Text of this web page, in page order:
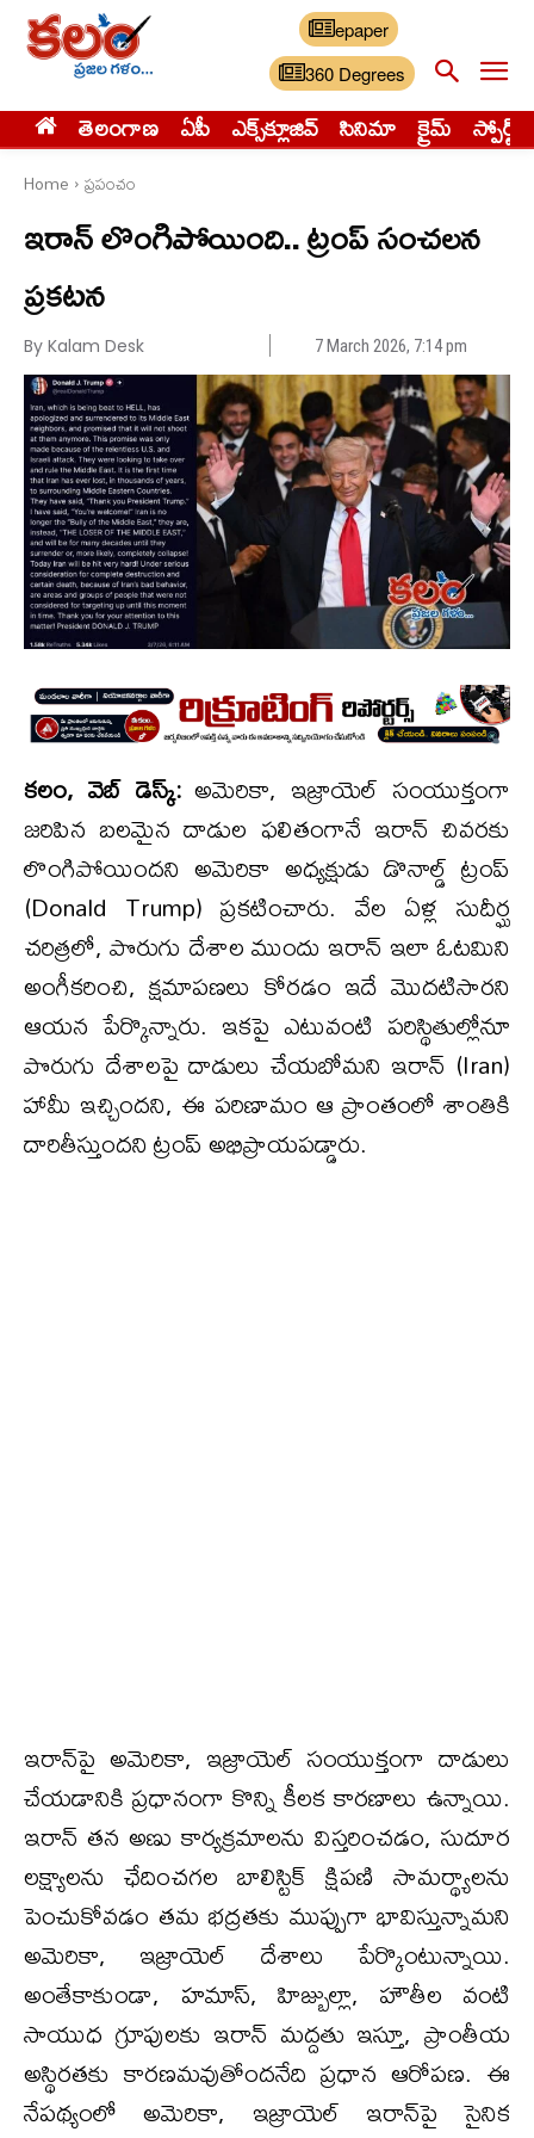
epaper
360 Degrees
తెలంగాణ ఏపీ ఎక్స్‌క్లూజివ్‌ సినిమా క్రైమ్ స్పోర్ట్స్
Home ప్రపంచం
ఇరాన్ లొంగిపోయింది.. ట్రంప్ సంచలన
ప్రకటన
By Kalam Desk 7 March 2026, 7:14 pm
కలం, వెబ్ డెస్క్:అమెరికా, ఇజ్రాయెల్ సంయుక్తంగా
జరిపిన బలమైన దాడుల ఫలితంగానే ఇరాన్ చివరకు
లొంగిపోయిందని అమెరికా అధ్యక్షుడు డొనాల్డ్ ట్రంప్
(Donald Trump) ప్రకటించారు. వేల ఏళ్ల సుదీర్ఘ
చరిత్రలో, పొరుగు దేశాల ముందు ఇరాన్ ఇలా ఓటమిని
అంగీకరించి, క్షమాపణలు కోరడం ఇదే మొదటిసారని
ఆయన పేర్కొన్నారు. ఇకపై ఎటువంటి పరిస్థితుల్లోనూ
పొరుగు దేశాలపై దాడులు చేయబోమని ఇరాన్ (Iran)
హామీ ఇచ్చిందని, ఈ పరిణామం ఆ ప్రాంతంలో శాంతికి
దారితీస్తుందని ట్రంప్ అభిప్రాయపడ్డారు.
ఇరాన్‌పై అమెరికా, ఇజ్రాయెల్ సంయుక్తంగా దాడులు
చేయడానికి ప్రధానంగా కొన్ని కీలక కారణాలు ఉన్నాయి.
ఇరాన్ తన అణు కార్యక్రమాలను విస్తరించడం, సుదూర
లక్ష్యాలను ఛేదించగల బాలిస్టిక్ క్షిపణి సామర్థ్యాలను
పెంచుకోవడం తమ భద్రతకు ముప్పుగా భావిస్తున్నామని
అమెరికా, ఇజ్రాయెల్ దేశాలు పేర్కొంటున్నాయి.
అంతేకాకుండా, హమాస్, హిజ్బుల్లా, హౌతీల వంటి
సాయుధ గ్రూపులకు ఇరాన్ మద్దతు ఇస్తూ, ప్రాంతీయ
అస్థిరతకు కారణమవుతోందనేది ప్రధాన ఆరోపణ. ఈ
నేపథ్యంలో అమెరికా, ఇజ్రాయెల్ ఇరాన్‌పై సైనిక